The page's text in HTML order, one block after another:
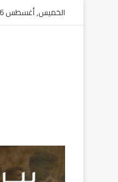
الخميس, أغسطس 6 2026